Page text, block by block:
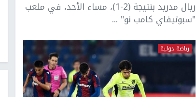
ريال مدريد بنتيجة (2-1)، مساء الأحد، في ملعب
"سبوتيفاي كامب نو" ...
رياضة دولية